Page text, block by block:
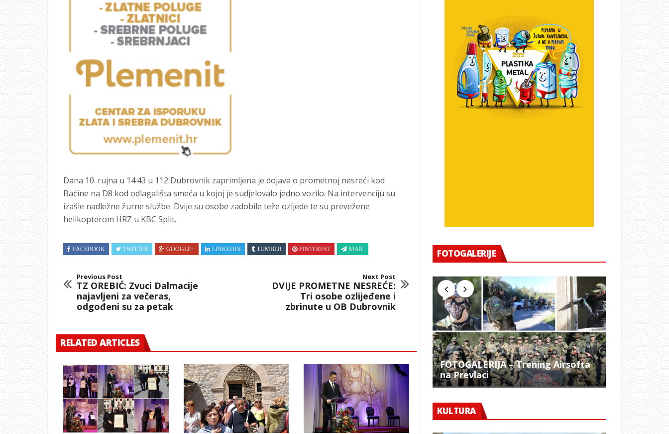
Dana 10. rujna u 14:43 u 112 Dubrovnik zaprimljena je dojava o prometnoj nesreći kod
Baćine na D8 kod odlagališta smeća u kojoj je sudjelovalo jedno vozilo. Na intervenciju su
izašle nadležne žurne službe. Dvije su osobe zadobile teže ozljede te su prevežene
helikopterom HRZ u KBC Split.
FACEBOOK TWITTER GOOGLE+ LINKEDIN TUMBLR PINTEREST MAIL
Previous Post
TZ OREBIĆ: Zvuci Dalmacije
najavljeni za večeras,
odgođeni su za petak
Next Post
DVIJE PROMETNE NESREĆE:
Tri osobe ozlijeđene i
zbrinute u OB Dubrovnik
RELATED ARTICLES
FOTOGALERIJE
FOTOGALERIJA – Trening Airsofta
na Prevlaci
FOTO –
KULTURA